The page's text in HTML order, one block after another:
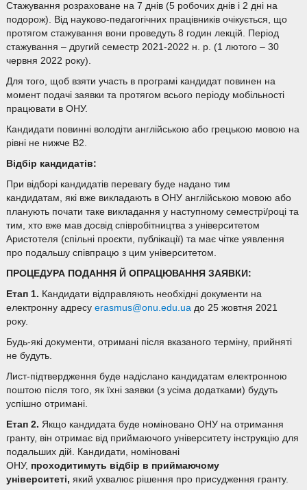
Стажування розраховане на 7 днів (5 робочих днів і 2 дні на
подорож). Від науково-педагогічних працівників очікується, що
протягом стажування вони проведуть 8 годин лекцій. Період
стажування – другий семестр 2021-2022 н. р. (1 лютого – 30
червня 2022 року).
Для того, щоб взяти участь в програмі кандидат повинен на
момент подачі заявки та протягом всього періоду мобільності
працювати в ОНУ.
Кандидати повинні володіти англійською або грецькою мовою на
рівні не нижче В2.
Відбір кандидатів:
При відборі кандидатів перевагу буде надано тим
кандидатам, які вже викладають в ОНУ англійською мовою або
планують почати таке викладання у наступному семестрі/році та
тим, хто вже мав досвід співробітництва з університетом
Аристотеля (спільні проєкти, публікації) та має чітке уявлення
про подальшу співпрацю з цим університетом.
ПРОЦЕДУРА ПОДАННЯ Й ОПРАЦЮВАННЯ ЗАЯВКИ:
Етап 1. Кандидати відправляють необхідні документи на
електронну адресу erasmus@onu.edu.uaдо 25 жовтня 2021
року.
Будь-які документи, отримані після вказаного терміну, прийняті
не будуть.
Лист-підтвердження буде надіслано кандидатам електронною
поштою після того, як їхні заявки (з усіма додатками) будуть
успішно отримані.
Етап 2. Якщо кандидата буде номіновано ОНУ на отримання
гранту, він отримає від приймаючого університету інструкцію для
подальших дій. Кандидати, номіновані
ОНУ, проходитимуть відбір в приймаючому
університеті, який ухвалює рішення про присудження гранту.